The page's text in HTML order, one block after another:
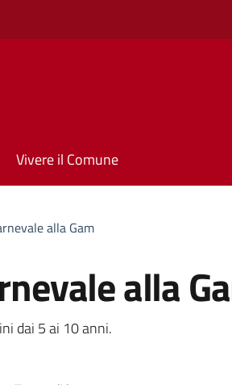
Vivere il Comune
alla Gam
alla
dai 5 ai 10 anni.